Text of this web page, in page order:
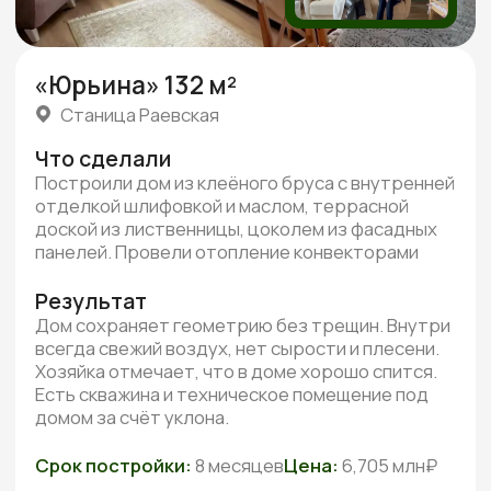
Реальные видео-отзывы
от наших клиентов
Всего
3 минуты